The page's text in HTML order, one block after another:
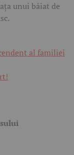
unui băiat de
al familiei